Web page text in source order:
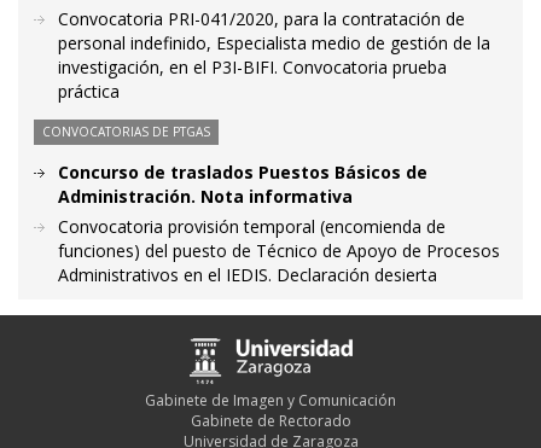
Convocatoria PRI-041/2020, para la contratación de
personal indefinido, Especialista medio de gestión de la
investigación, en el P3I-BIFI. Convocatoria prueba
práctica
CONVOCATORIAS DE PTGAS
Concurso de traslados Puestos Básicos de
Administración. Nota informativa
Convocatoria provisión temporal (encomienda de
funciones) del puesto de Técnico de Apoyo de Procesos
Administrativos en el IEDIS. Declaración desierta
Gabinete de Imagen y Comunicación
Gabinete de Rectorado
Universidad de Zaragoza